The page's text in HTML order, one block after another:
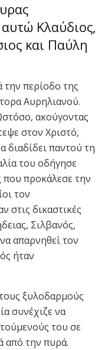
Κλαύδιος,
και Παύλη
την περίοδο της
Αυρηλιανού.
ακούγοντας
στον Χριστό,
διαδίδει παντού τη
του οδήγησε
που προκάλεσε την
τον
στις δικαστικές
Σιλβανός,
απαρνηθεί τον
ήταν
ξυλοδαρμούς
συνέχιζε να
του σε
από την πυρά.